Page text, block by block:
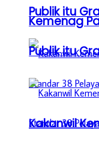
Publik itu
Kakanwil
Kemenag
Publik itu